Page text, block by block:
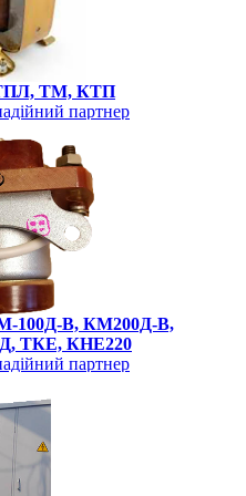
ТМ, КТП
партнер
100Д-В, КМ200Д-В,
ТКЕ, КНЕ220
партнер